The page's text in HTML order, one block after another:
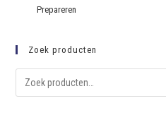
Prepareren
Zoek producten